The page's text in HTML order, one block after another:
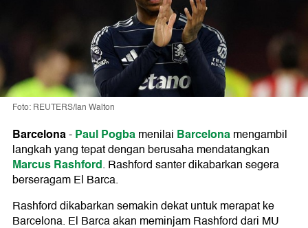
Foto: REUTERS/Ian Walton
Barcelona-Paul Pogbamenilai Barcelonamengambil
langkah yang tepat dengan berusaha mendatangkan
Marcus Rashford. Rashford santer dikabarkan segera
berseragam El Barca.
Rashford dikabarkan semakin dekat untuk merapat ke
Barcelona. El Barca akan meminjam Rashford dari MU